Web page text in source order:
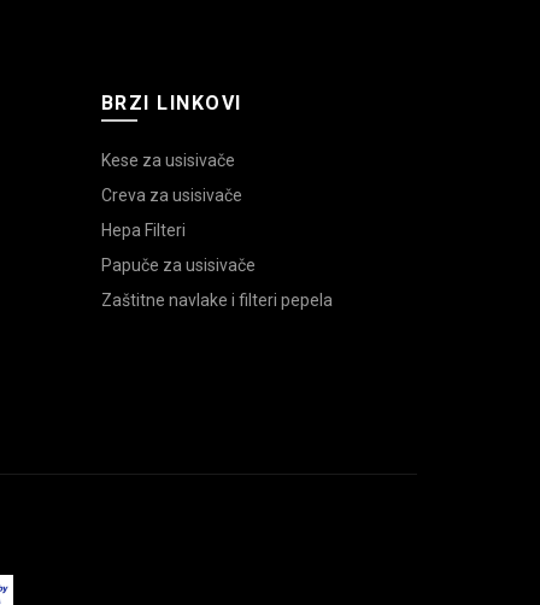
BRZI LINKOVI
Kese za usisivače
Creva za usisivače
Hepa Filteri
Papuče za usisivače
Zaštitne navlake i filteri pepela